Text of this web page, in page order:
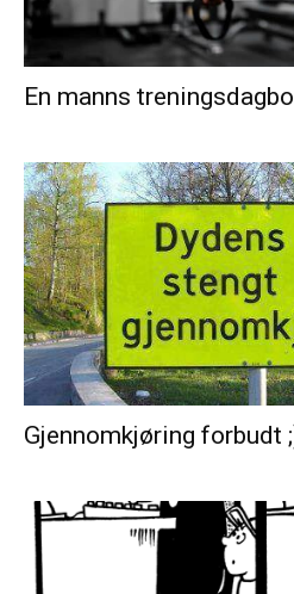
En manns
Gjennomkjøring forbudt